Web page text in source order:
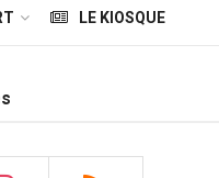
LE KIOSQUE